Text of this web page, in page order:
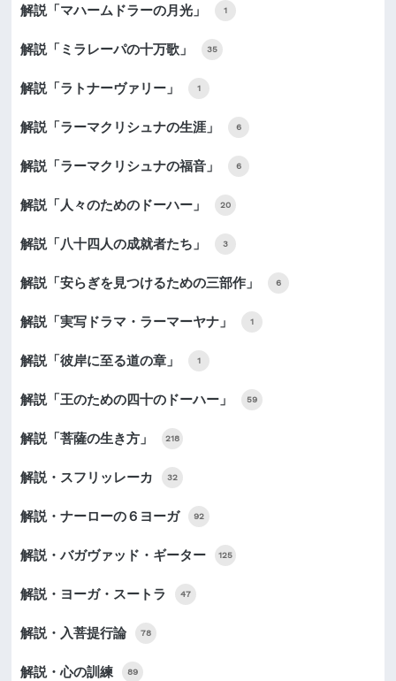
解説「マハームドラーの月光」 1
解説「ミラレーパの十万歌」 35
解説「ラトナーヴァリー」 1
解説「ラーマクリシュナの生涯」 6
解説「ラーマクリシュナの福音」 6
解説「人々のためのドーハー」 20
解説「八十四人の成就者たち」 3
解説「安らぎを見つけるための三部作」 6
解説「実写ドラマ・ラーマーヤナ」 1
解説「彼岸に至る道の章」 1
解説「王のための四十のドーハー」 59
解説「菩薩の生き方」 218
解説・スフリッレーカ 32
解説・ナーローの６ヨーガ 92
解説・バガヴァッド・ギーター 125
解説・ヨーガ・スートラ 47
解説・入菩提行論 78
解説・心の訓練 89